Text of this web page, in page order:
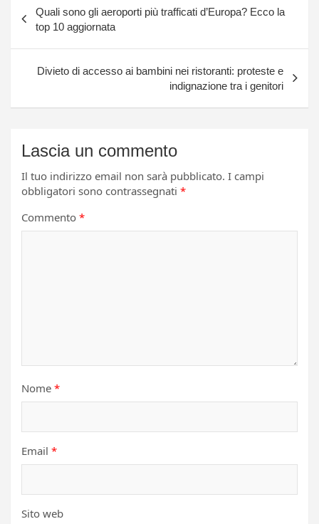
articoli
Quali sono gli aeroporti più trafficati d’Europa? Ecco la
top 10 aggiornata
Divieto di accesso ai bambini nei ristoranti: proteste e
indignazione tra i genitori
Lascia un commento
Il tuo indirizzo email non sarà pubblicato. I campi
obbligatori sono contrassegnati *
Commento *
Nome *
Email *
Sito web